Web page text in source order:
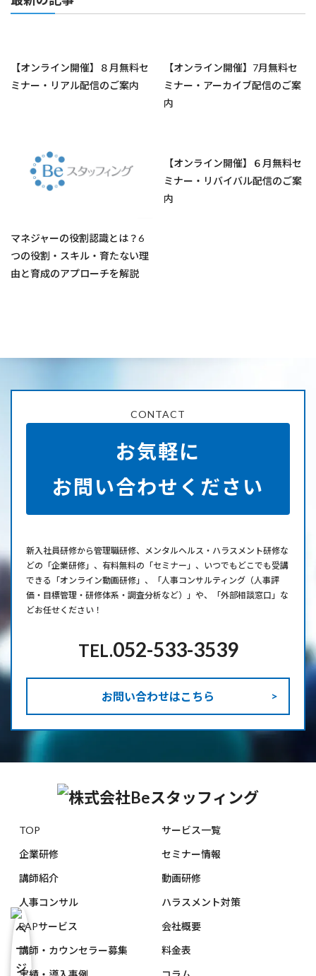
【オンライン開催】８月無料セ
ミナー・リアル配信のご案内
【オンライン開催】7月無料セ
ミナー・アーカイブ配信のご案
内
マネジャーの役割認識とは？6
つの役割・スキル・育たない理
由と育成のアプローチを解説
【オンライン開催】６月無料セ
ミナー・リバイバル配信のご案
内
CONTACT
お気軽に
お問い合わせください
新⼊社員研修から管理職研修、メンタルヘルス・ハラスメント研修な
どの「企業研修」、有料無料の「セミナー」、いつでもどこでも受講
できる「オンライン動画研修」、「人事コンサルティング（人事評
価・目標管理・研修体系・調査分析など）」や、「外部相談窓口」な
どお任せください！
TEL.052-533-3539
お問い合わせはこちら
TOP
サービス一覧
企業研修
セミナー情報
講師紹介
動画研修
人事コンサル
ハラスメント対策
EAPサービス
会社概要
講師・カウンセラー募集
料金表